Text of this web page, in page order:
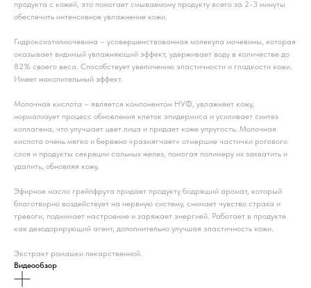
продукта с кожей, это помогает смываемому продукту всего за 2-3 минуты
обеспечить интенсивное увлажнение кожи.
Гидроксиэтилмочевина – усовершенствованная молекула мочевины, которая
оказывает видимый увлажняющий эффект, удерживает воду в количестве до
82% своего веса. Способствует увеличению эластичности и гладкости кожи.
Имеет накопительный эффект.
Молочная кислота – является компонентом НУФ, увлажняет кожу,
нормализует процесс обновления клеток эпидермиса и усиливает синтез
коллагена, что улучшает цвет лица и придает коже упругость. Молочная
кислота очень мягко и бережно «размягчает» отмершие частички рогового
слоя и продукты секреции сальных желез, помогая полимеру их захватить и
удалить, обновляя кожу.
Эфирное масло грейпфрута придает продукту бодрящий аромат, который
благотворно воздействует на нервную систему, снимает чувство страха и
тревоги, поднимает настроение и заряжает энергией. Работает в продукте
как дезодорирующий агент, дополнительно улучшая эластичность кожи.
Экстракт ромашки лекарственной.
Видеообзор